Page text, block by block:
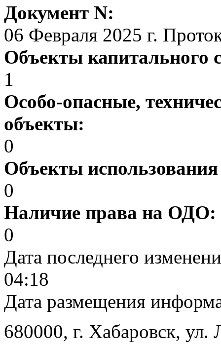
Документ N:
06 Февраля 2025 г.
Объекты капитального
1
Особо-опасные,
объекты:
0
Объекты
0
Наличие права на ОДО:
0
Дата последнего
04:18
Дата размещения
680000, г. Хабаровск, ул.